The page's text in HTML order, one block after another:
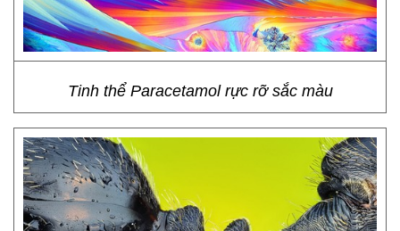
Tinh thể Paracetamol rực rỡ sắc màu